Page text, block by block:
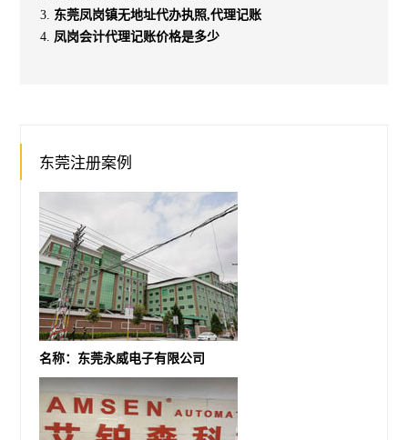
东莞凤岗镇无地址代办执照,代理记账
凤岗会计代理记账价格是多少
东莞注册案例
名称：东莞永威电子有限公司